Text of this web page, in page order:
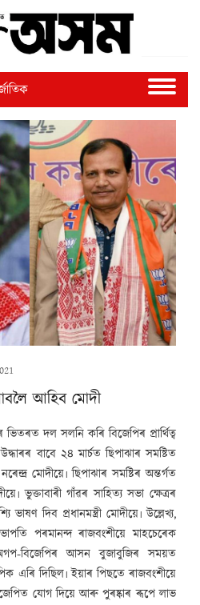
আহিব মোদী
ভিতৰত দল সলনি কৰি বিজেপিৰ প্ৰাৰ্থিত্ব
বাবে ২৪ মাৰ্চত ছিপাঝাৰ সমষ্টিত
মোদীয়ে৷ ছিপাঝাৰ সমষ্টিৰ অন্তৰ্গত
ভুক্তাবাৰী গাঁৱৰ সাহিত্য সভা ক্ষেত্ৰৰ
ভাষণ দিব প্ৰধানমন্ত্ৰী মোদীয়ে৷ উল্লেখ্য,
পৰমানন্দ ৰাজবংশীয়ে মাহচেৰেক
বিজেপিৰ আসন বুজাবুজিৰ সময়ত
এৰি দিছিল৷ ইয়াৰ পিছতে ৰাজবংশীয়ে
যোগ দিয়ে আৰু পুৰষ্কাৰ ৰূপে লাভ